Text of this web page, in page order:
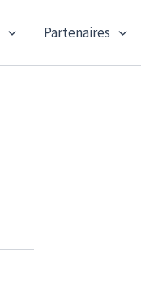
Partenaires